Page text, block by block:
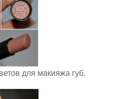
для макияжа губ.